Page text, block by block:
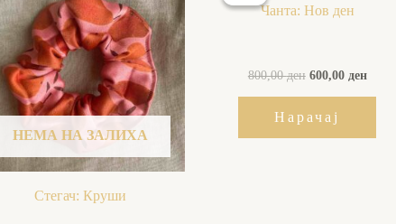
НЕМА НА ЗАЛИХА
Стегач: Круши
Чанта: Нов ден
800,00ден
800,00 ден.
600,00 ден
Нарачај